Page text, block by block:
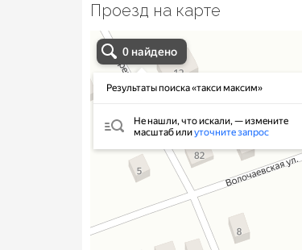
Проезд на карте